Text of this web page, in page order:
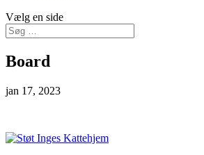
Vælg en side
Board
jan 17, 2023